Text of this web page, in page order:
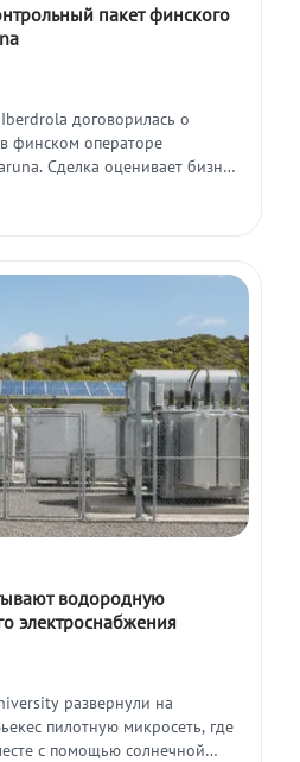
пакет финского
договорилась о
финском операторе
Сделка оценивает бизнес
водородную
электроснабжения
развернули на
пилотную микросеть, где
с помощью солнечной